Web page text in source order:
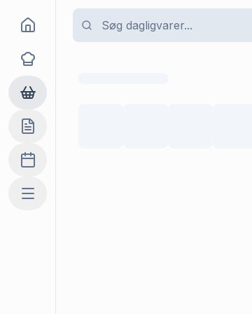
Goma
Opskrifter
Dagligvarer
Indkøbslisten
Madplan
Mere